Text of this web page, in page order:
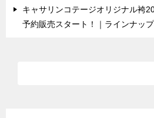
キャサリンコテージオリジナル袴
予約販売スタート！｜ラインナップ